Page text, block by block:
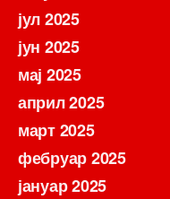
јул 2025
јун 2025
мај 2025
април 2025
март 2025
фебруар 2025
јануар 2025